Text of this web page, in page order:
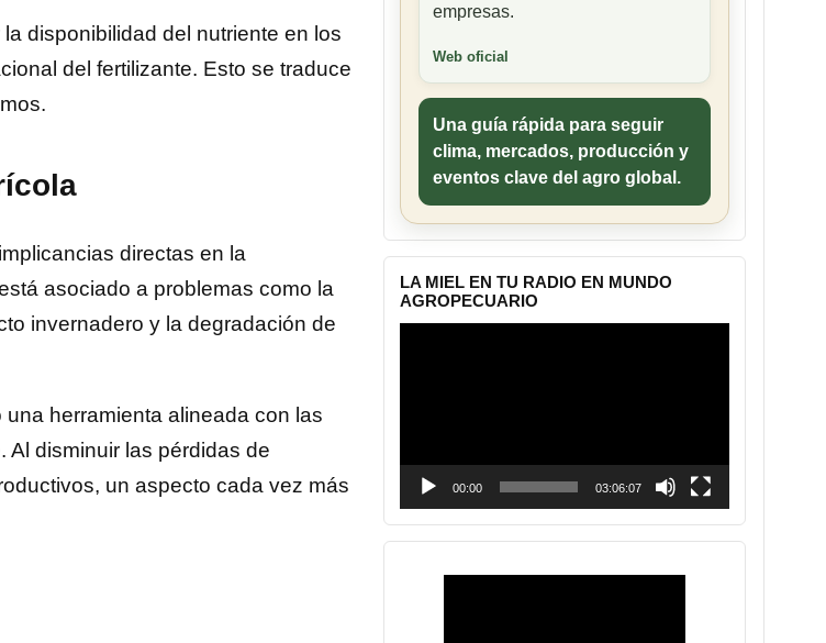
disponibilidad del nutriente en los
del fertilizante. Esto se traduce
directas en la
asociado a problemas como la
invernadero y la degradación de
herramienta alineada con las
disminuir las pérdidas de
un aspecto cada vez más
empresas.
Web oficial
Una guía rápida para seguir
clima, mercados, producción y
eventos clave del agro global.
LA MIEL EN TU RADIO EN MUNDO
AGROPECUARIO
00:00 03:06:07